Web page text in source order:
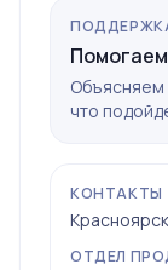
Объясняем
что
КОНТАКТЫ
ОТДЕЛ